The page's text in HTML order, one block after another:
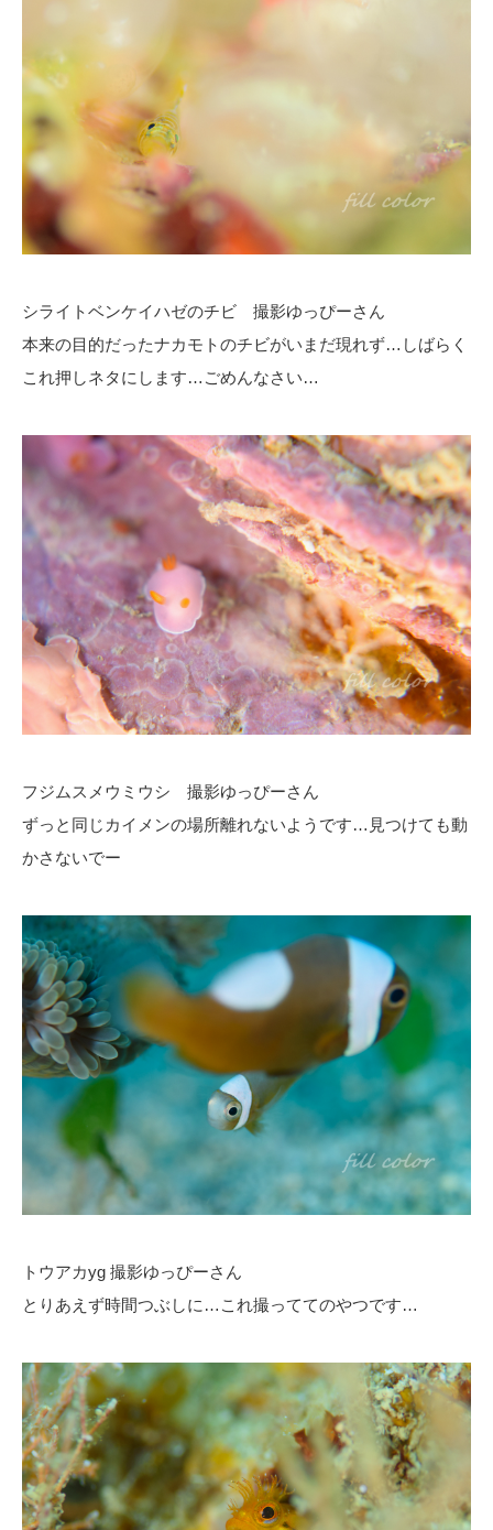
シライトベンケイハゼのチビ 撮影ゆっぴーさん
本来の目的だったナカモトのチビがいまだ現れず…しばらく
これ押しネタにします…ごめんなさい…
フジムスメウミウシ 撮影ゆっぴーさん
ずっと同じカイメンの場所離れないようです…見つけても動
かさないでー
トウアカyg 撮影ゆっぴーさん
とりあえず時間つぶしに…これ撮っててのやつです…